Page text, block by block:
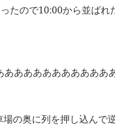
たので10:00から並ばれ
ああああああああああ
の奥に列を押し込んで